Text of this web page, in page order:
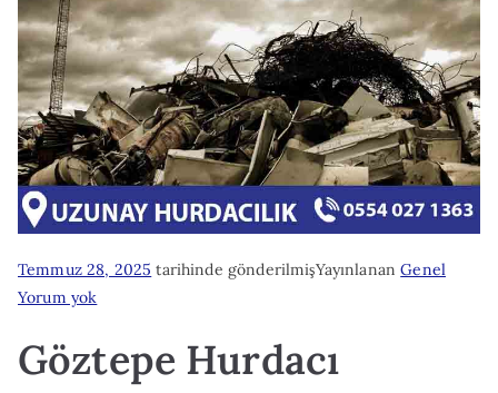
Temmuz 28, 2025 tarihinde gönderilmişYayınlananGenel
Yorum yok
Göztepe Hurdacı